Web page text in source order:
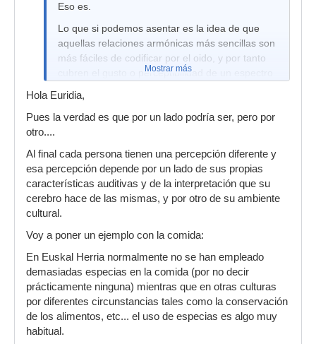
Eso es.
Lo que si podemos asentar es la idea de que
aquellas relaciones armónicas más sencillas son
más fáciles de codificar por el oido, y por tanto
cubren el gusto o perceptibilidad de un espectro
como un bocadillo de jamón, y un interaramónico
mostaza y jengibre.
Mostrar más
Hola Euridia,
Pues la verdad es que por un lado podría ser, pero por
otro....
Al final cada persona tienen una percepción diferente y
esa percepción depende por un lado de sus propias
características auditivas y de la interpretación que su
cerebro hace de las mismas, y por otro de su ambiente
cultural.
Voy a poner un ejemplo con la comida:
En Euskal Herria normalmente no se han empleado
demasiadas especias en la comida (por no decir
prácticamente ninguna) mientras que en otras culturas
por diferentes circunstancias tales como la conservación
de los alimentos, etc... el uso de especias es algo muy
habitual.